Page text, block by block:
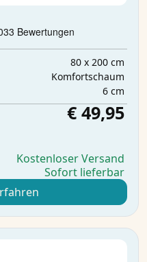
80 x 200 cm
Komfortschaum
6 cm
€ 49,95
Kostenloser Versand
Sofort lieferbar